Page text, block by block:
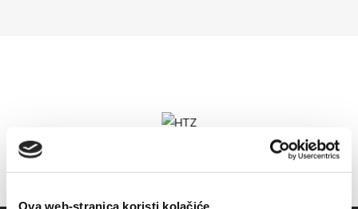
Ova web-stranica koristi kolačiće